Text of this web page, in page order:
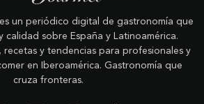
un periódico digital de gastronomía que
calidad sobre España y Latinoamérica.
recetas y tendencias para profesionales y
en Iberoamérica. Gastronomía que
cruza fronteras.